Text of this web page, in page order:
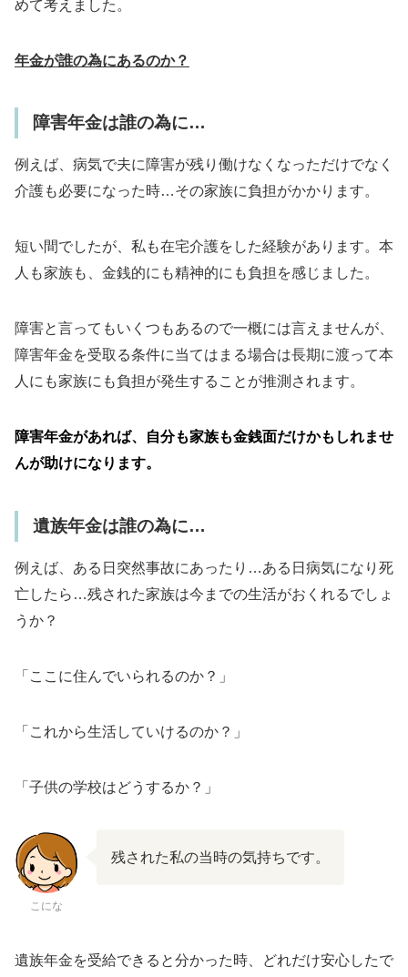
めて考えました 。
年金が誰の為にあるのか？
障害年金は誰の為に…
例えば、病気で夫に障害が残り働けなくなっただけでなく
介護も必要になった時…その家族に負担がかかります。
短い間でしたが、私も在宅介護をした経験があります。本
人も家族も、金銭的にも精神的にも負担を感じました。
障害と言ってもいくつもあるので一概には言えませんが、
障害年金を受取る条件に当てはまる場合は長期に渡って本
人にも家族にも負担が発生する ことが推測されます。
障害年金があれば、自分も家族も金銭面だけかもしれませ
んが助けになります。
遺族年金は誰の為に…
例えば、ある日突然事故にあったり…ある日病気になり死
亡したら…残された家族は今までの生活がおくれるでしょ
うか？
「ここに住んでいられるのか？」
「これから生活していけるのか？」
「子供の学校はどうするか？」
こにな
残された私の当時の気持ちです。
遺族年金を受給できると分かった時、どれだけ安心したで